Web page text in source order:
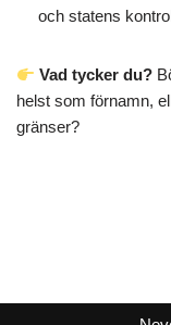
och statens
Vad tycker du?
helst som förnamn,
gränser?